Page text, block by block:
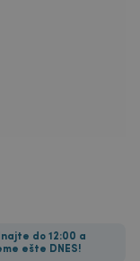
do 12:00 a
ešte DNES!